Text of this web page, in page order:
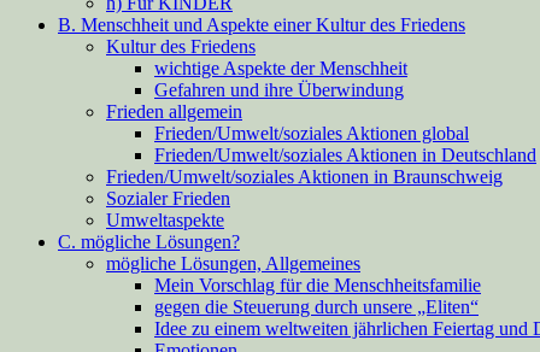
B. Menschheit und Aspekte einer Kultur des Friedens
Kultur des Friedens
wichtige Aspekte der Menschheit
Gefahren und ihre Überwindung
Frieden allgemein
Frieden/Umwelt/soziales Aktionen global
Frieden/Umwelt/soziales Aktionen in Deutschland
Frieden/Umwelt/soziales Aktionen in Braunschweig
Sozialer Frieden
Umweltaspekte
C. mögliche Lösungen?
mögliche Lösungen, Allgemeines
Mein Vorschlag für die Menschheitsfamilie
gegen die Steuerung durch unsere „Eliten“
Idee zu einem weltweiten jährlichen Feiertag und